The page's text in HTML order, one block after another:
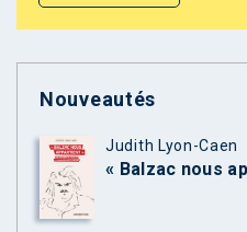
Nouveautés
Judith Lyon-Caen
« Balzac nous